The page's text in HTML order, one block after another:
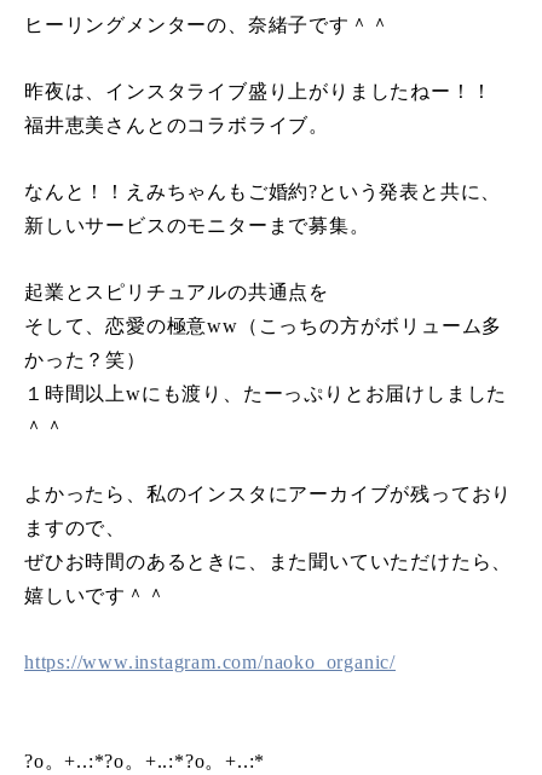
ヒーリングメンターの、奈緒子です＾＾
昨夜は、インスタライブ盛り上がりましたねー！！
福井恵美さんとのコラボライブ。
なんと！！えみちゃんもご婚約?という発表と共に、
新しいサービスのモニターまで募集。
起業とスピリチュアルの共通点を
そして、恋愛の極意ww（こっちの方がボリューム多
かった？笑）
１時間以上wにも渡り、たーっぷりとお届けしました
＾＾
よかったら、私のインスタにアーカイブが残っており
ますので、
ぜひお時間のあるときに、また聞いていただけたら、
嬉しいです＾＾
https://www.instagram.com/naoko_organic/
?o。+..:*?o。+..:*?o。+..:*